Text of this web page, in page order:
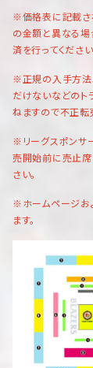
※価格表に記載さ
の金額と異なる
済を行ってください
※正規の入手方法
だけないなどのト
ねますので不正転
※リーグスポンサ
売開始前に売止席
さい。
※ホームページお
ます。